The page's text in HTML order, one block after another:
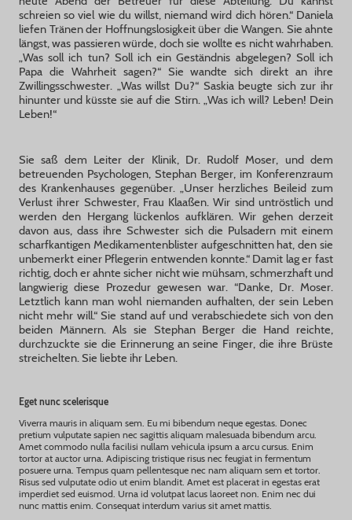
schreien so viel wie du willst, niemand wird dich hören.“ Daniela
liefen Tränen der Hoffnungslosigkeit über die Wangen. Sie ahnte
längst, was passieren würde, doch sie wollte es nicht wahrhaben.
„Was soll ich tun? Soll ich ein Geständnis abgelegen? Soll ich
Papa die Wahrheit sagen?“ Sie wandte sich direkt an ihre
Zwillingsschwester. „Was willst Du?“ Saskia beugte sich zur ihr
hinunter und küsste sie auf die Stirn. „Was ich will? Leben! Dein
Leben!“
Sie saß dem Leiter der Klinik, Dr. Rudolf Moser, und dem
betreuenden Psychologen, Stephan Berger, im Konferenzraum
des Krankenhauses gegenüber. „Unser herzliches Beileid zum
Verlust ihrer Schwester, Frau Klaaßen. Wir sind untröstlich und
werden den Hergang lückenlos aufklären. Wir gehen derzeit
davon aus, dass ihre Schwester sich die Pulsadern mit einem
scharfkantigen Medikamentenblister aufgeschnitten hat, den sie
unbemerkt einer Pflegerin entwenden konnte.“ Damit lag er fast
richtig, doch er ahnte sicher nicht wie mühsam, schmerzhaft und
langwierig diese Prozedur gewesen war. “Danke, Dr. Moser.
Letztlich kann man wohl niemanden aufhalten, der sein Leben
nicht mehr will.“ Sie stand auf und verabschiedete sich von den
beiden Männern. Als sie Stephan Berger die Hand reichte,
durchzuckte sie die Erinnerung an seine Finger, die ihre Brüste
streichelten. Sie liebte ihr Leben.
Eget nunc scelerisque
Viverra mauris in aliquam sem. Eu mi bibendum neque egestas. Donec
pretium vulputate sapien nec sagittis aliquam malesuada bibendum arcu.
Amet commodo nulla facilisi nullam vehicula ipsum a arcu cursus. Enim
tortor at auctor urna. Adipiscing tristique risus nec feugiat in fermentum
posuere urna. Tempus quam pellentesque nec nam aliquam sem et tortor.
Risus sed vulputate odio ut enim blandit. Amet est placerat in egestas erat
imperdiet sed euismod. Urna id volutpat lacus laoreet non. Enim nec dui
nunc mattis enim. Consequat interdum varius sit amet mattis.